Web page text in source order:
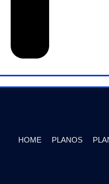
HOME PLANOS